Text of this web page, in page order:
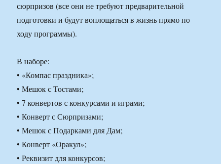
сюрпризов (все они не требуют предварительной
подготовки и будут воплощаться в жизнь прямо по
ходу программы).
В наборе:
• «Компас праздника»;
• Мешок с Тостами;
• 7 конвертов с конкурсами и играми;
• Конверт с Сюрпризами;
• Мешок с Подарками для Дам;
• Конверт «Оракул»;
• Реквизит для конкурсов;